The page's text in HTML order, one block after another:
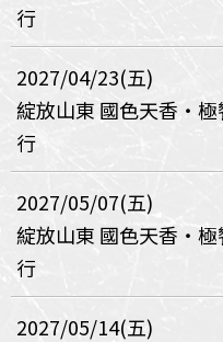
行
2027/04/23(五)
綻放山東 國色天香・
行
2027/05/07(五)
綻放山東 國色天香・
行
2027/05/14(五)